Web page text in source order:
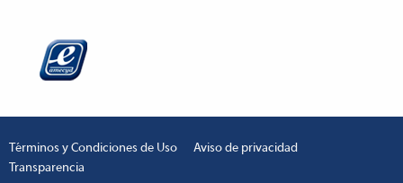
Términos y Condiciones de Uso
Aviso de privacidad
Transparencia